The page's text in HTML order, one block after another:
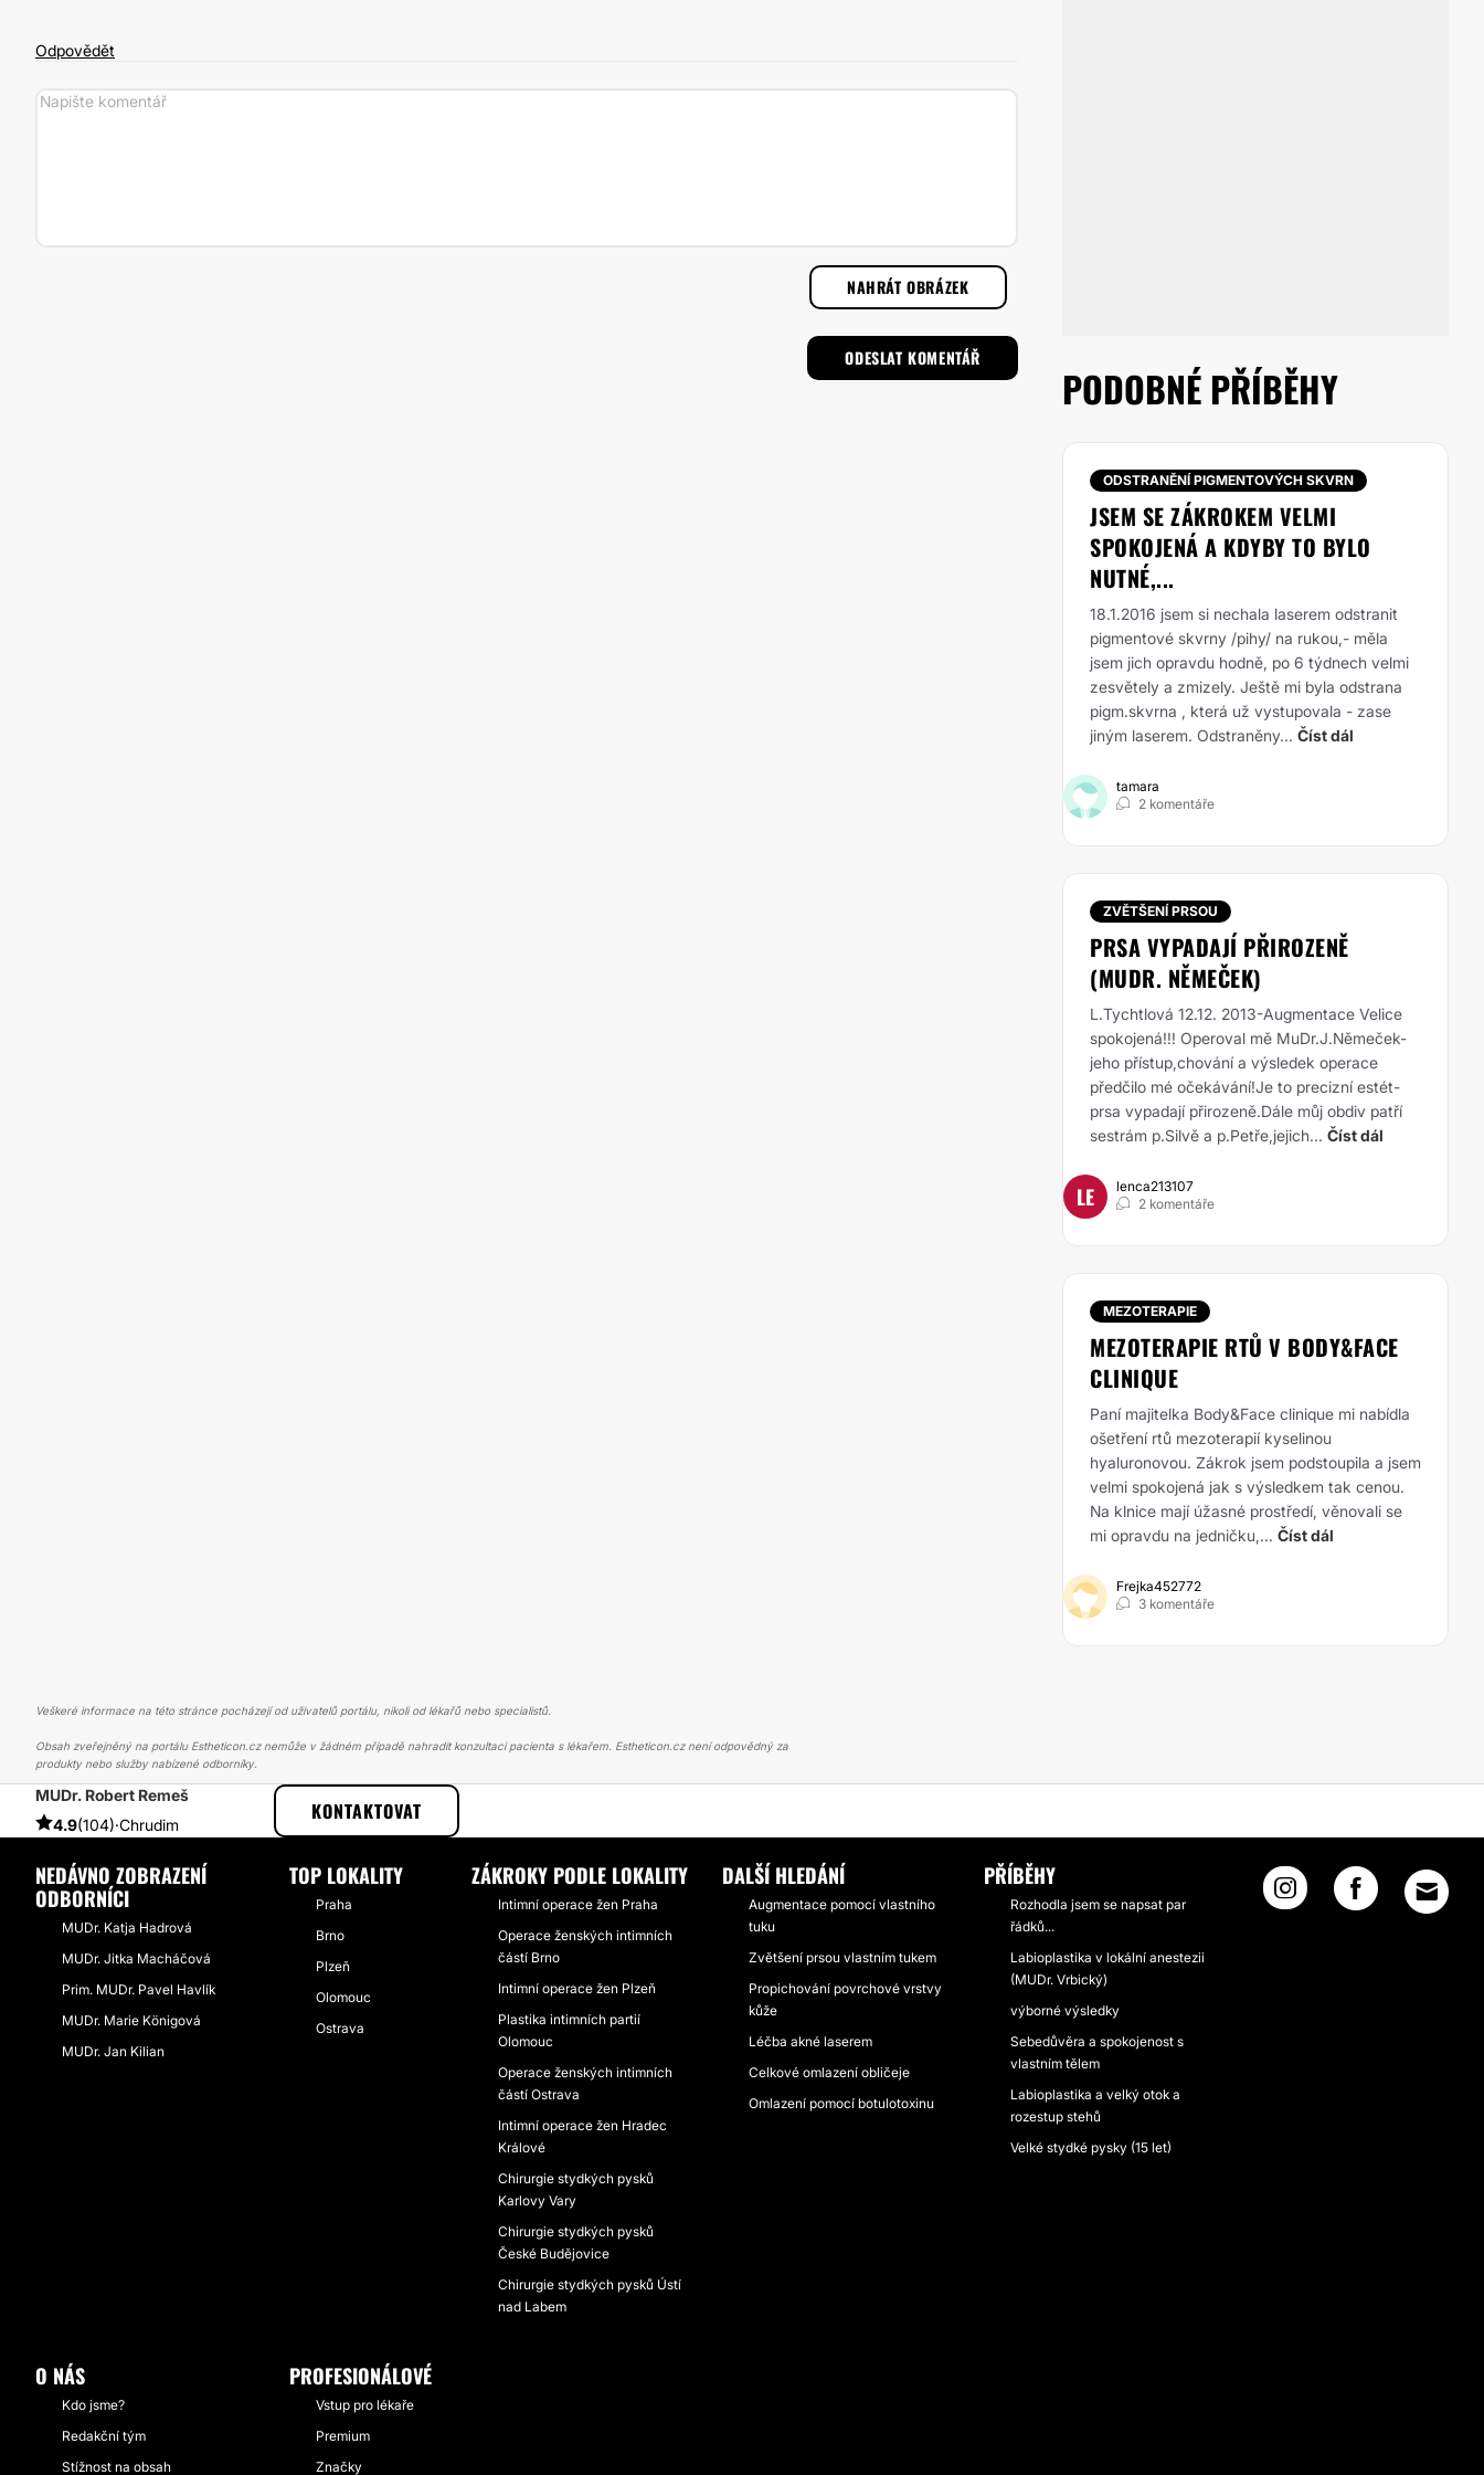
Odpovědět
NAHRÁT OBRÁZEK
PODOBNÉ PŘÍBĚHY
ODSTRANĚNÍ PIGMENTOVÝCH SKVRN
JSEM SE ZÁKROKEM VELMI
SPOKOJENÁ A KDYBY TO BYLO
NUTNÉ,...
18.1.2016 jsem si nechala laserem odstranit
pigmentové skvrny /pihy/ na rukou,- měla
jsem jich opravdu hodně, po 6 týdnech velmi
zesvětely a zmizely. Ještě mi byla odstrana
pigm.skvrna , která už vystupovala - zase
jiným laserem. Odstraněny... Číst dál
tamara
2 komentáře
ZVĚTŠENÍ PRSOU
PRSA VYPADAJÍ PŘIROZENĚ
(MUDR. NĚMEČEK)
L.Tychtlová 12.12. 2013-Augmentace Velice
spokojená!!! Operoval mě MuDr.J.Němeček-
jeho přístup,chování a výsledek operace
předčilo mé očekávání!Je to precizní estét-
prsa vypadají přirozeně.Dále můj obdiv patří
sestrám p.Silvě a p.Petře,jejich... Číst dál
LE
lenca213107
2 komentáře
MEZOTERAPIE
MEZOTERAPIE RTŮ V BODY&FACE
CLINIQUE
Paní majitelka Body&Face clinique mi nabídla
ošetření rtů mezoterapií kyselinou
hyaluronovou. Zákrok jsem podstoupila a jsem
velmi spokojená jak s výsledkem tak cenou.
Na klnice mají úžasné prostředí, věnovali se
mi opravdu na jedničku,... Číst dál
Frejka452772
3 komentáře
Veškeré informace na této stránce pocházejí od uživatelů portálu, nikoli od lékařů nebo specialistů.
Obsah zveřejněný na portálu Estheticon.cz nemůže v žádném případě nahradit konzultaci pacienta s lékařem. Estheticon.cz není odpovědný za
produkty nebo služby nabízené odborníky.
MUDr. Robert Remeš
4.9(104)·Chrudim
KONTAKTOVAT
ESTHETICON PŘÍBĚHY PŘÍBĚHY TÝKAJÍCÍ SE ZÁKROKU LABIOPLASTIKA
NEDÁVNO ZOBRAZENÍ
ODBORNÍCI
MUDr. Katja Hadrová
MUDr. Jitka Macháčová
Prim. MUDr. Pavel Havlík
MUDr. Marie Königová
MUDr. Jan Kilian
TOP LOKALITY
Praha
Brno
Plzeň
Olomouc
Ostrava
ZÁKROKY PODLE LOKALITY
Intimní operace žen Praha
Operace ženských intimních
částí Brno
Intimní operace žen Plzeň
Plastika intimních partií
Olomouc
Operace ženských intimních
částí Ostrava
Intimní operace žen Hradec
Králové
Chirurgie stydkých pysků
Karlovy Vary
Chirurgie stydkých pysků
České Budějovice
Chirurgie stydkých pysků Ústí
nad Labem
DALŠÍ HLEDÁNÍ
Augmentace pomocí vlastního
tuku
Zvětšení prsou vlastním tukem
Propichování povrchové vrstvy
kůže
Léčba akné laserem
Celkové omlazení obličeje
Omlazení pomocí botulotoxinu
PŘÍBĚHY
Rozhodla jsem se napsat par
řádků...
Labioplastika v lokální anestezii
(MUDr. Vrbický)
výborné výsledky
Sebedůvěra a spokojenost s
vlastním tělem
Labioplastika a velký otok a
rozestup stehů
Velké stydké pysky (15 let)
O NÁS
Kdo jsme?
Redakční tým
Stížnost na obsah
PROFESIONÁLOVÉ
Vstup pro lékaře
Premium
Značky